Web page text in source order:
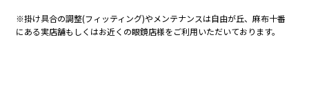
※掛け具合の調整(フィッティング)やメンテナンスは自由が丘、麻布十番
にある実店舗もしくはお近くの眼鏡店様をご利用いただいております。